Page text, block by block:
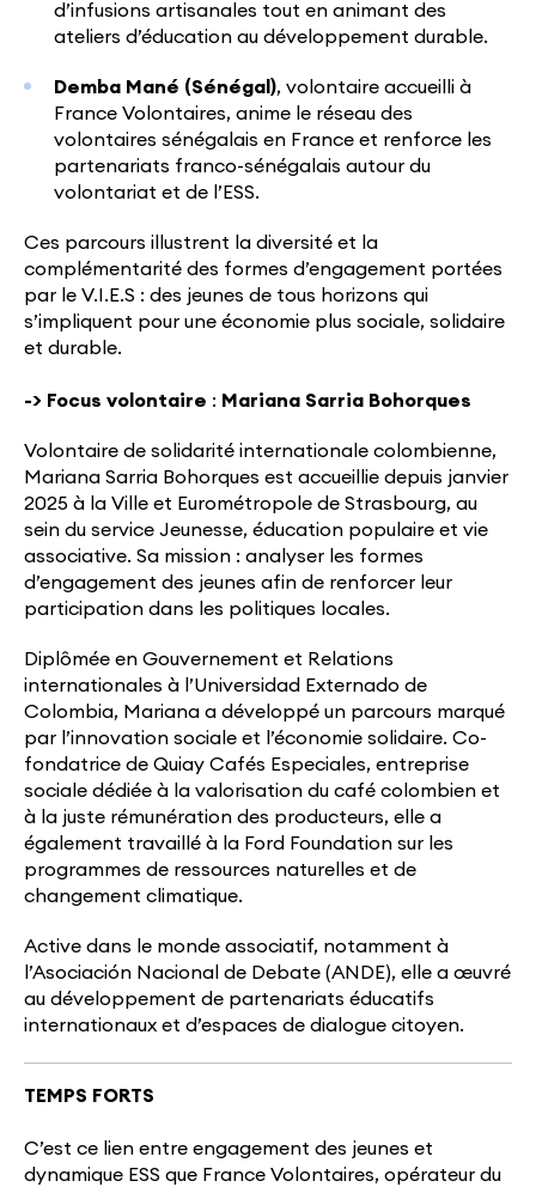
d’infusions artisanales tout en animant des
ateliers d’éducation au développement durable.
Demba Mané (Sénégal), volontaire accueilli à
France Volontaires, anime le réseau des
volontaires sénégalais en France et renforce les
partenariats franco-sénégalais autour du
volontariat et de l’ESS.
Ces parcours illustrent la diversité et la
complémentarité des formes d’engagement portées
par le V.I.E.S : des jeunes de tous horizons qui
s’impliquent pour une économie plus sociale, solidaire
et durable.
-> Focus volontaire : Mariana Sarria Bohorques
Volontaire de solidarité internationale colombienne,
Mariana Sarria Bohorques est accueillie depuis janvier
2025 à la Ville et Eurométropole de Strasbourg, au
sein du service Jeunesse, éducation populaire et vie
associative. Sa mission : analyser les formes
d’engagement des jeunes afin de renforcer leur
participation dans les politiques locales.
Diplômée en Gouvernement et Relations
internationales à l’Universidad Externado de
Colombia, Mariana a développé un parcours marqué
par l’innovation sociale et l’économie solidaire. Co-
fondatrice de Quiay Cafés Especiales, entreprise
sociale dédiée à la valorisation du café colombien et
à la juste rémunération des producteurs, elle a
également travaillé à la Ford Foundation sur les
programmes de ressources naturelles et de
changement climatique.
Active dans le monde associatif, notamment à
l’Asociación Nacional de Debate (ANDE), elle a œuvré
au développement de partenariats éducatifs
internationaux et d’espaces de dialogue citoyen.
TEMPS FORTS
C’est ce lien entre engagement des jeunes et
dynamique ESS que France Volontaires, opérateur du